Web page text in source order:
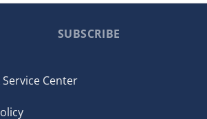
SUBSCRIBE
Center